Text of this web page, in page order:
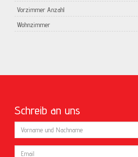
Vorzimmer Anzahl
Wohnzimmer
Schreib an uns